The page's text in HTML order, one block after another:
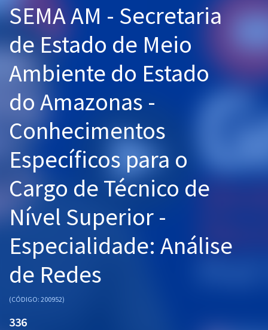
Cursos 20% OFF
Pós
Graduação
OAB
Mentorias
Questões grátis
Aprovados
Atendimento
SEMA AM - Secretaria
de Estado de Meio
Ambiente do Estado
do Amazonas -
Conhecimentos
Específicos para o
Cargo de Técnico de
Nível Superior -
Especialidade: Análise
de Redes
(CÓDIGO: 200952)
336